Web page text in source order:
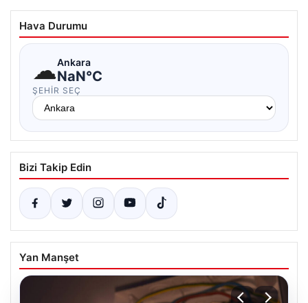
Hava Durumu
☁Ankara
NaN°C
ŞEHIR SEÇ
Bizi Takip Edin
Yan Manşet